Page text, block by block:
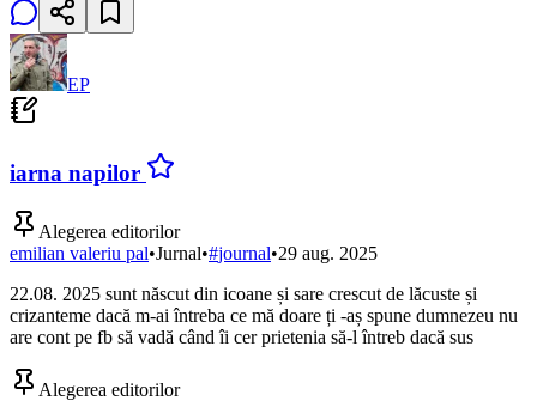
EP
iarna napilor
Alegerea editorilor
emilian valeriu pal•Jurnal•#journal•29 aug. 2025
22.08. 2025 sunt născut din icoane și sare crescut de lăcuste și
crizanteme dacă m-ai întreba ce mă doare ți -aș spune dumnezeu nu
are cont pe fb să vadă când îi cer prietenia să-l întreb dacă sus
Alegerea editorilor